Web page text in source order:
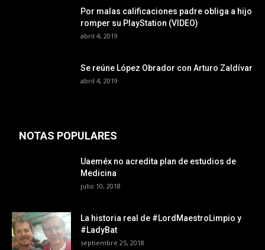
Por malas calificaciones padre obliga a hijo
romper su PlayStation (VIDEO)
abril 4, 2019
Se reúne López Obrador con Arturo Zaldívar
abril 4, 2019
NOTAS POPULARES
Uaeméx no acredita plan de estudios de
Medicina
julio 10, 2018
La historia real de #LordMaestroLimpio y
#LadyBat
septiembre 25, 2018